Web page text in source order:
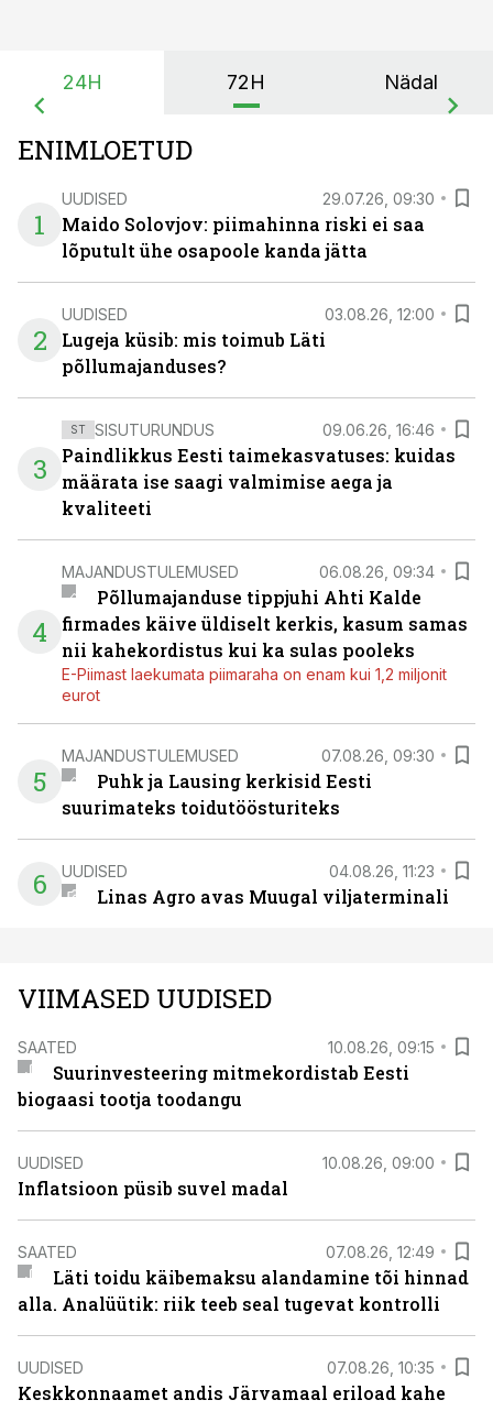
24H 72H Nädal
ENIMLOETUD
1
UUDISED 29.07.26, 09:30
Maido Solovjov: piimahinna riski ei saa
lõputult ühe osapoole kanda jätta
2
UUDISED 03.08.26, 12:00
Lugeja küsib: mis toimub Läti
põllumajanduses?
3
ST SISUTURUNDUS 09.06.26, 16:46
Paindlikkus Eesti taimekasvatuses: kuidas
määrata ise saagi valmimise aega ja
kvaliteeti
4
MAJANDUSTULEMUSED 06.08.26, 09:34
Põllumajanduse tippjuhi Ahti Kalde
firmades käive üldiselt kerkis, kasum samas
nii kahekordistus kui ka sulas pooleks
E-Piimast laekumata piimaraha on enam kui 1,2 miljonit
eurot
5
MAJANDUSTULEMUSED 07.08.26, 09:30
Puhk ja Lausing kerkisid Eesti
suurimateks toidutöösturiteks
6 UUDISED 04.08.26, 11:23
Linas Agro avas Muugal viljaterminali
VIIMASED UUDISED
SAATED 10.08.26, 09:15
Suurinvesteering mitmekordistab Eesti
biogaasi tootja toodangu
UUDISED 10.08.26, 09:00
Inflatsioon püsib suvel madal
SAATED 07.08.26, 12:49
Läti toidu käibemaksu alandamine tõi hinnad
alla. Analüütik: riik teeb seal tugevat kontrolli
UUDISED 07.08.26, 10:35
Keskkonnaamet andis Järvamaal eriload kahe